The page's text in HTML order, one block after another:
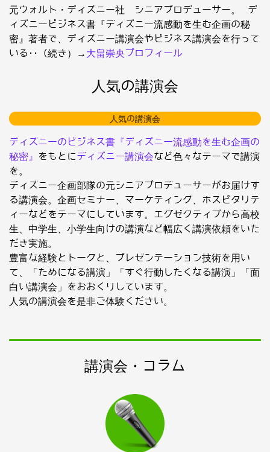
元ウォルト・ディズニー社 シニアプロデューサー。 デ
ィズニービジネス書『ディズニー流感動を生む企画の秘
密』著者で、ディズニー講演会やビジネス講演会を行って
いる･･（続き）→ 大畠崇央プロフィール
人気の講演会
人気の講演会
ディズニーのビジネス書『ディズニー流感動を生む企画の
秘密』
をもとにディズニー講演会など色々なテーマで講演
を。
ディズニー企画部隊の元シニアプロデューサーがお届けす
る講演会。企画セミナー、マーケティング、ホスピタリテ
ィーなどをテーマにしています。エグゼクティブから高校
生、中学生、小学生向けの講演など幅広く講演依頼をいた
だき実施。
豊富な経験とトークと、プレゼンテーション技術を用い
て、「ためになる講演」「すぐ行動したくなる講演」「面
白い講演会」をおおくりしています。
人気の講演会を是非ご体験ください。
講演会・コラム